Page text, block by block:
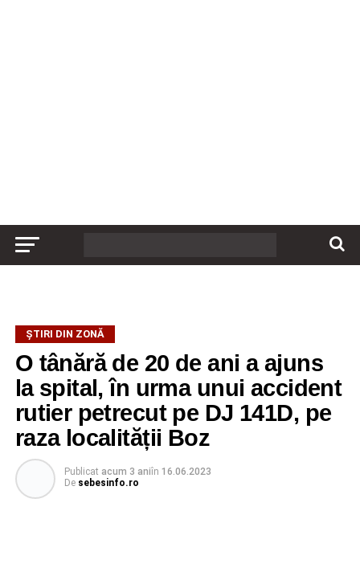
ȘTIRI DIN ZONĂ
O tânără de 20 de ani a ajuns
la spital, în urma unui accident
rutier petrecut pe DJ 141D, pe
raza localității Boz
Publicat acum 3 aniîn 16.06.2023
De sebesinfo.ro